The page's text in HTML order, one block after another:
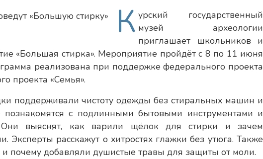
К урский государственный
музей археологии
приглашает школьников и
«Большая стирка». Мероприятие пройдёт с 8 по 11 июня
реализована при поддержке федерального проекта
проекта «Семья».
поддерживали чистоту одежды без стиральных машин и
с подлинными бытовыми инструментами и
Они выяснят, как варили щёлок для стирки и зачем
Эксперты расскажут о хитростях глажки без утюга. Также
и почему добавляли душистые травы для защиты от моли.